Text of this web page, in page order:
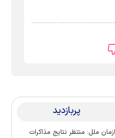
پربازدید
ملل: منتظر نتایج مذاکرات